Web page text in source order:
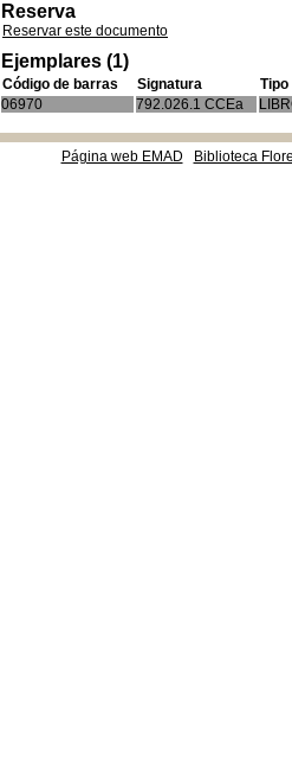
Reserva
Reservar este documento
Ejemplares (1)
Código de barras Signatura
Tipo
06970
792.026.1 CCEa
Página web EMAD Biblioteca